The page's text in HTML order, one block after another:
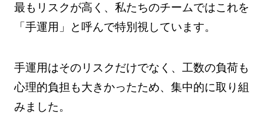
最もリスクが高く、私たちのチームではこれを
「手運用」と呼んで特別視しています。
手運用はそのリスクだけでなく、工数の負荷も
心理的負担も大きかったため、集中的に取り組
みました。